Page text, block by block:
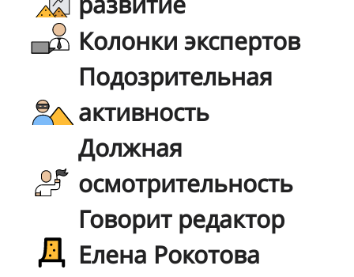
Колонки экспертов
Подозрительная
активность
Должная
осмотрительность
Говорит редактор
Елена Рокотова